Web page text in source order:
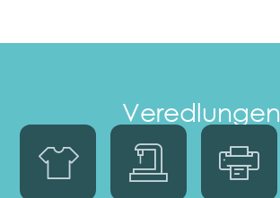
Veredlungen